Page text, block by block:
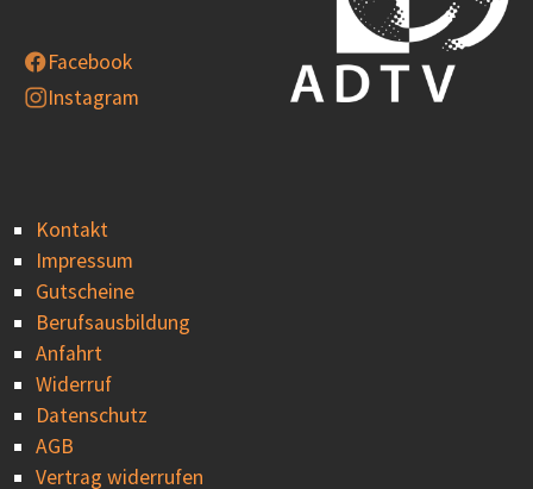
Facebook
Instagram
Kontakt
Impressum
Gutscheine
Berufsausbildung
Anfahrt
Widerruf
Datenschutz
AGB
Vertrag widerrufen